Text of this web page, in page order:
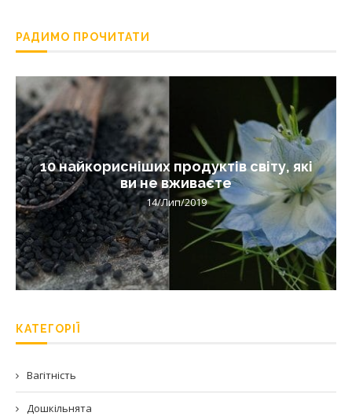
РАДИМО ПРОЧИТАТИ
10 найкорисніших продуктів світу, які
ви не вживаєте
14/Лип/2019
КАТЕГОРІЇ
Вагітність
Дошкільнята